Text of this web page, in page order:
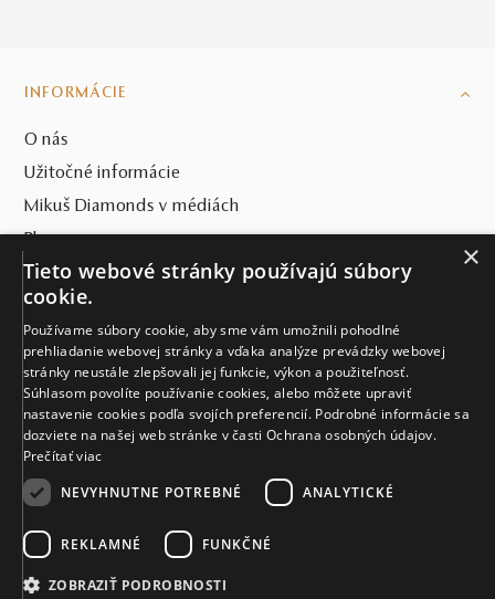
INFORMÁCIE
O nás
Užitočné informácie
Mikuš Diamonds v médiách
Blog
SVET MIKUŠ DIAMONDS
VŠETKO O NÁKUPE
KONTAKT
Naše klenotníctva
Sídlo spoločnosti
×
Tieto webové stránky používajú súbory
cookie.
Používame súbory cookie, aby sme vám umožnili pohodlné
prehliadanie webovej stránky a vďaka analýze prevádzky webovej
stránky neustále zlepšovali jej funkcie, výkon a použiteľnosť.
Súhlasom povolíte používanie cookies, alebo môžete upraviť
nastavenie cookies podľa svojích preferencií. Podrobné informácie sa
dozviete na našej web stránke v časti Ochrana osobných údajov.
Prečítať viac
NEVYHNUTNE POTREBNÉ
ANALYTICKÉ
REKLAMNÉ FUNKČNÉ
ZOBRAZIŤ PODROBNOSTI